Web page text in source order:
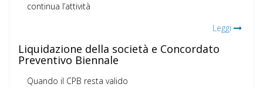
continua l’attività
Leggi
Liquidazione della società e Concordato
Preventivo Biennale
Quando il CPB resta valido